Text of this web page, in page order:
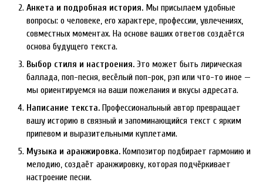
Анкета и подробная история. Мы присылаем удобные
вопросы: о человеке, его характере, профессии, увлечениях,
совместных моментах. На основе ваших ответов создаётся
основа будущего текста.
Выбор стиля и настроения. Это может быть лирическая
баллада, поп-песня, весёлый поп-рок, рэп или что-то иное —
мы ориентируемся на ваши пожелания и вкусы адресата.
Написание текста. Профессиональный автор превращает
вашу историю в связный и запоминающийся текст с ярким
припевом и выразительными куплетами.
Музыка и аранжировка. Композитор подбирает гармонию и
мелодию, создаёт аранжировку, которая подчёркивает
настроение песни.